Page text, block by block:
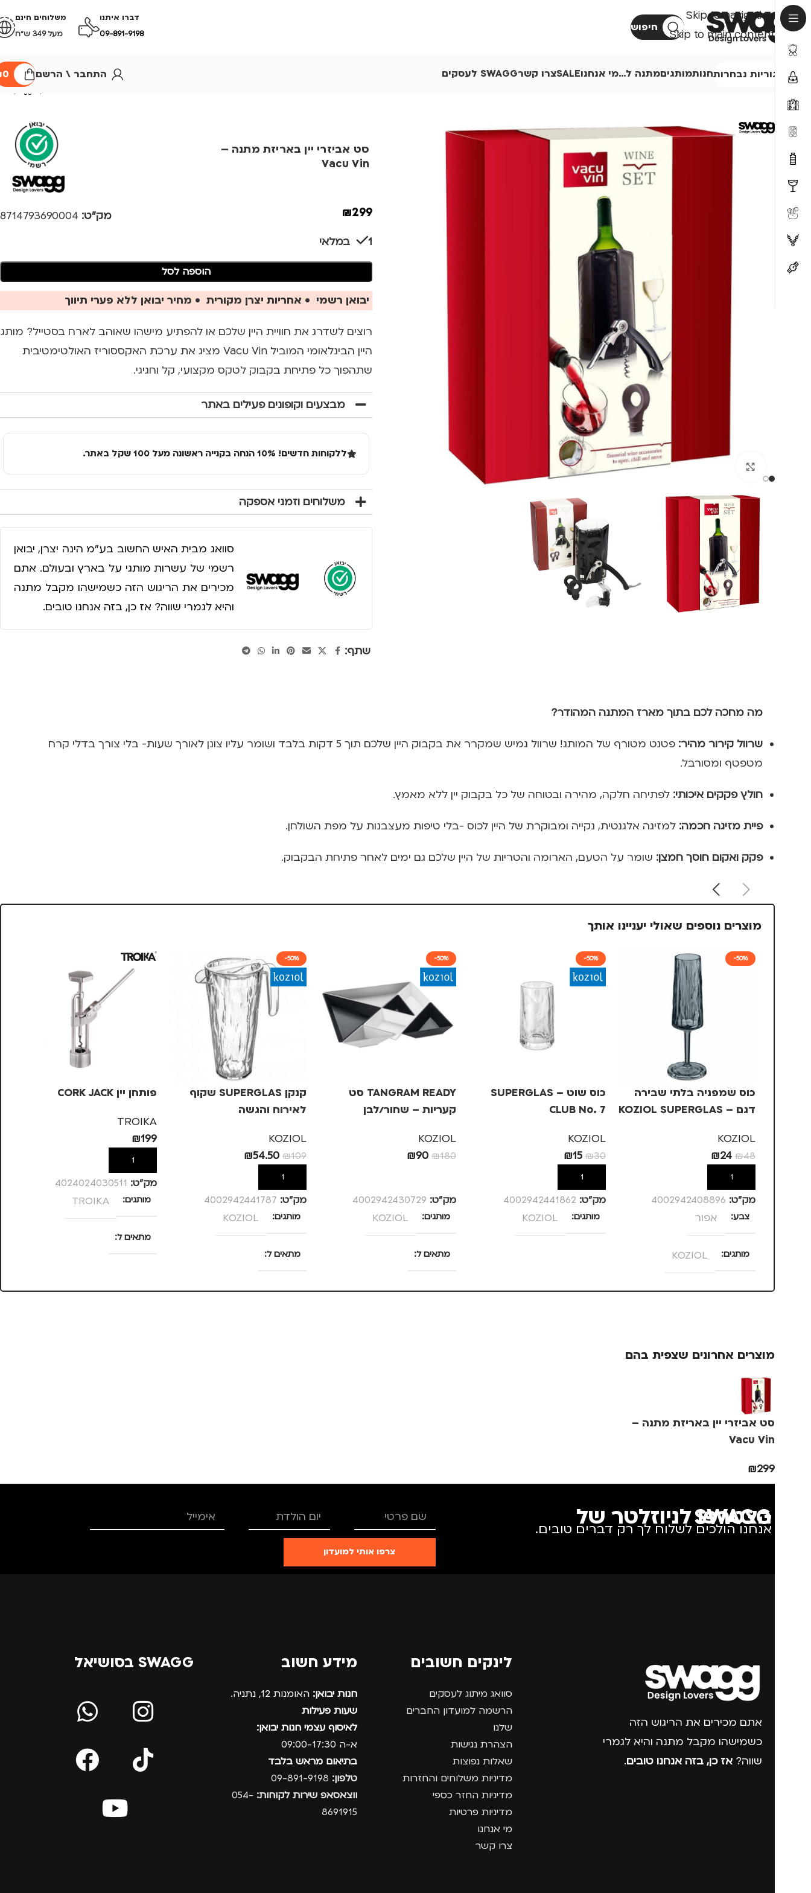
Skip to navigation
Skip to main content
חיפוש
דברו איתנו
09-891-9198
משלוחים חינם
מעל 349 ש״ח
קטגוריות נבחרותחנותמותגיםמתנה ל…מי אנחנוSALEצרו קשרSWAGG לעסקים התחבר \ הרשם 0
סט אביזרי יין באריזת מתנה –
Vacu Vin
₪299 מק"ט: 8714793690004
1 במלאי
הוספה לסל
יבואן רשמי • אחריות יצרן מקורית • מחיר יבואן ללא פערי תיווך
רוצים לשדרג את חוויית היין שלכם או להפתיע מישהו שאוהב לארח בסטייל? מותג
היין הבינלאומי המוביל Vacu Vin מציג את ערכת האקססוריז האולטימטיבית
שתהפוך כל פתיחת בקבוק לטקס מקצועי, קל וחגיגי.
מבצעים וקופונים פעילים באתר
ללקוחות חדשים! 10% הנחה בקנייה ראשונה מעל 100 שקל באתר.
משלוחים וזמני אספקה
סוואג מבית האיש החשוב בע״מ הינה יצרן, יבואן
רשמי של עשרות מותגי על בארץ ובעולם. אתם
מכירים את הריגוש הזה כשמישהו מקבל מתנה
והיא לגמרי שווה? אז כן, בזה אנחנו טובים.
שתף:
מה מחכה לכם בתוך מארז המתנה המהודר?
שרוול קירור מהיר:
פטנט מטורף של המותג! שרוול גמיש שמקרר את בקבוק היין שלכם תוך 5 דקות בלבד ושומר עליו צונן לאורך שעות- בלי צורך בדלי קרח
מטפטף ומסורבל.
חולץ פקקים איכותי: לפתיחה חלקה, מהירה ובטוחה של כל בקבוק יין ללא מאמץ.
פיית מזיגה חכמה: למזיגה אלגנטית, נקייה ומבוקרת של היין לכוס -בלי טיפות מעצבנות על מפת השולחן.
פקק ואקום חוסך חמצן: שומר על הטעם, הארומה והטריות של היין שלכם גם ימים לאחר פתיחת הבקבוק.
מוצרים נוספים שאולי יעניינו אותך
-50%
כוס שמפניה בלתי שבירה
דגם – KOZIOL SUPERGLAS
KOZIOL
₪48
₪24
הוספה לסל
מק”ט: 4002942408896
צבע אפור
מותגים KOZIOL
-50%
כוס שוט – SUPERGLAS
CLUB No. 7
KOZIOL
₪30
₪15
הוספה לסל
מק”ט: 4002942441862
מותגים KOZIOL
-50%
TANGRAM READY סט
קעריות – שחור/לבן
KOZIOL
₪180
₪90
מק”ט: 4002942430729
מותגים KOZIOL
מתאים ל
גברים ,נשים ,ערב / בילוי
-50%
קנקן SUPERGLAS שקוף
לאירוח והגשה
KOZIOL
₪109
₪54.50
הוספה לסל
מק”ט: 4002942441787
מותגים KOZIOL
מתאים ל
גברים ,נשים ,ערב / בילוי
פותחן יין CORK JACK
TROIKA
₪199
הוספה לסל
מק”ט: 4024024030511
מותגים TROIKA
מתאים ל
מוצרים אחרונים שצפית בהם
סט אביזרי יין באריזת מתנה –
Vacu Vin
₪299
הצטרפו לניוזלטר של SWAGG
אנחנו הולכים לשלוח לך רק דברים טובים.
צרפו אותי למועדון
אתם מכירים את הריגוש הזה
כשמישהו מקבל מתנה והיא לגמרי
שווה? אז כן, בזה אנחנו טובים.
לינקים חשובים
סוואג מיתוג לעסקים
הרשמה למועדון החברים
שלנו
הצהרת נגישות
שאלות נפוצות
מדיניות משלוחים והחזרות
מדיניות החזר כספי
מדיניות פרטיות
מי אנחנו
צרו קשר
מידע חשוב
חנות יבואן: האומנות 12, נתניה.
שעות פעילות
לאיסוף עצמי חנות יבואן:
א-ה 09:00-17:30
בתיאום מראש בלבד
טלפון:
ווצאסאפ שירות לקוחות: 054-
8691915
SWAGG בסושיאל